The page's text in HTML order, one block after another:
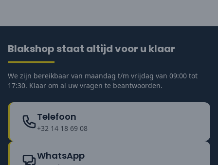
Blakshop staat altijd voor u klaar
We zijn bereikbaar van maandag t/m vrijdag van 09:00 tot
17:30. Klaar om al uw vragen te beantwoorden.
Telefoon
+32 14 18 69 08
WhatsApp